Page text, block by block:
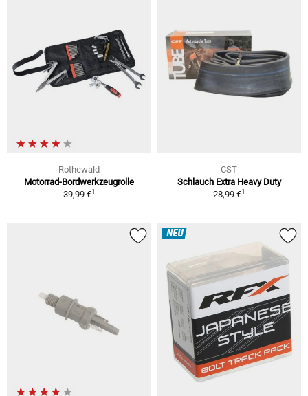
Rothewald
Motorrad-Bordwerkzeugrolle
39,99 €1
CST
Schlauch Extra Heavy Duty
28,99 €1
NEU